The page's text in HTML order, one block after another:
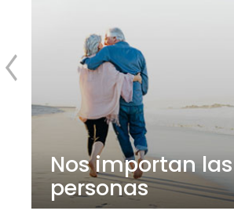
Nos importan las
personas